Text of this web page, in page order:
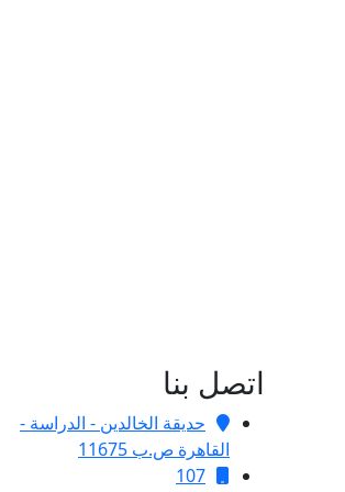
اتصل بنا
حديقة الخالدين - الدراسة -
القاهرة ص.ب 11675
107